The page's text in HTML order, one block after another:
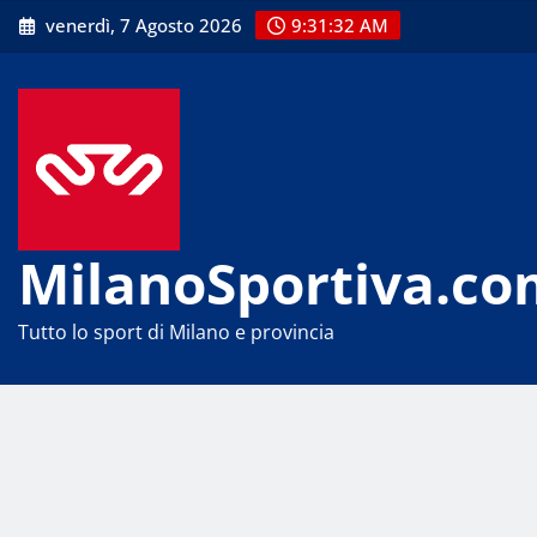
Skip
to
venerdì, 7 Agosto 2026 9:31:33 AM
Tutto lo sport di Milano e provincia